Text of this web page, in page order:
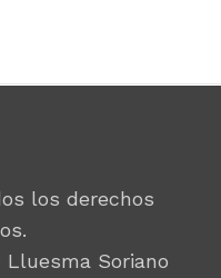
los derechos
Soriano